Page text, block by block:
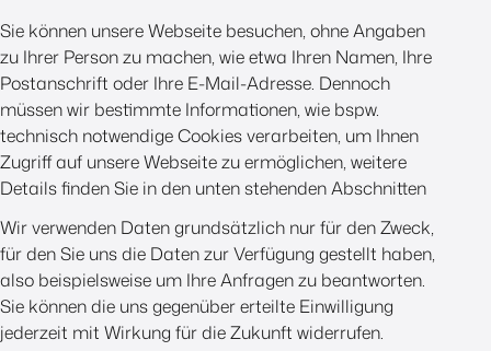
Sie können unsere Webseite besuchen, ohne Angaben
zu Ihrer Person zu machen, wie etwa Ihren Namen, Ihre
Postanschrift oder Ihre E-Mail-Adresse. Dennoch
müssen wir bestimmte Informationen, wie bspw.
technisch notwendige Cookies verarbeiten, um Ihnen
Zugriff auf unsere Webseite zu ermöglichen, weitere
Details finden Sie in den unten stehenden Abschnitten
Wir verwenden Daten grundsätzlich nur für den Zweck,
für den Sie uns die Daten zur Verfügung gestellt haben,
also beispielsweise um Ihre Anfragen zu beantworten.
Sie können die uns gegenüber erteilte Einwilligung
jederzeit mit Wirkung für die Zukunft widerrufen.